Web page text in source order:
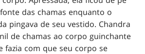
das chamas enquanto o
pingava de seu vestido. Chandra
de chamas ao corpo guinchante
fazia com que seu corpo se